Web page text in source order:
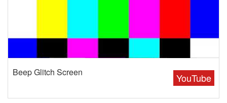
YouTube
Beep Glitch Screen